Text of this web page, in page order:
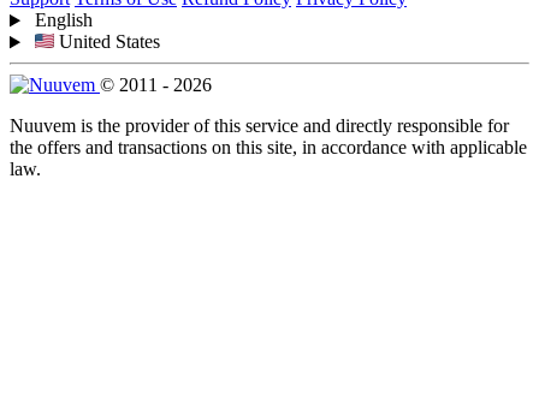
English
United States
© 2011 - 2026
Nuuvem is the provider of this service and directly responsible for
the offers and transactions on this site, in accordance with applicable
law.